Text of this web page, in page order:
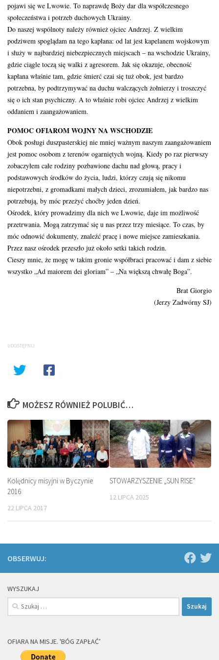
pojawi się we Lwowie. To naprawdę Boży dar dla współczesnego
społeczeństwa i potrzeb duchowych Ukrainy.
Do naszej wspólnoty należy również ojciec Andrzej. Z wielkim
podziwem spoglądam na tego kapłana: od lat jest kapelanem wojskowym
i służy w najbardziej niebezpiecznych miejscach – na wschodzie Ukrainy,
gdzie ciągle toczą się walki z agresorem. Jak się okazuje, obecność
kapłana właśnie tam, gdzie śmierć czai się tuż obok, jest bardzo
potrzebna, by podtrzymywać na duchu walczących żołnierzy i troszczyć
się o ich stan psychiczny. A to właśnie robi ojciec Andrzej z wielkim
oddaniem i zaangażowaniem.
POMOC OFIAROM WOJNY NA WSCHODZIE
Obok posługi duszpasterskiej nie mniej ważnym naszym zaangażowaniem
jest pomoc osobom z terenów ogarniętych wojną. Kiedy po raz pierwszy
zobaczyłem całe rodziny pozbawione dachu nad głową, pracy i
podstawowych środków do życia, ludzi, którzy czują się nikomu
niepotrzebni, z gromadkami małych dzieci, zrozumiałem, jak bardzo nas
potrzebują, by móc przeżyć choćby jeden dzień.
Ośrodek, który prowadzimy dla nich we Lwowie, daje im możliwość
przetrwania. Mogą zatrzymać się u nas przez trzy miesiące. To czas, by
móc odnowić dokumenty, znaleźć pracę i nowe miejsce zamieszkania.
Przez nasz ośrodek przeszło już około setki takich rodzin.
Cieszy mnie, że mogę w takim gronie współbraci pracować i dam z siebie
wszystko „Ad maiorem dei gloriam” – „Na większą chwałę Boga”.
Brat Giorgio
(Jerzy Zadwórny SJ)
UDOSTĘPNIJ
MOŻESZ RÓWNIEŻ POLUBIĆ…
Kolędnicy misyjni w Byczynie
2016
22 LIPCA 2017
STOWARZYSZENIE „SUN RISE”
12 LIPCA 2025
OBSERWUJ:
WYSZUKAJ
Szukaj:
OFIARA NA MISJE. 'BÓG ZAPŁAĆ’